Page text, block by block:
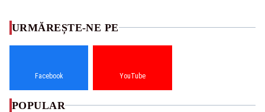
URMĂREȘTE-NE PE
Facebook YouTube
POPULAR